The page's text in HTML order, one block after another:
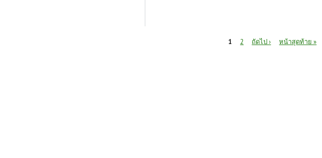
1 2 ถัดไป › หน้าสุดท้าย »